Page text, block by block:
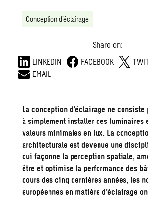
Conception d’éclairage
Share on:
LINKEDIN
FACEBOOK
EMAIL
La conception d’éclairage ne consiste
à simplement installer des luminaires
valeurs minimales en lux. La
architecturale est devenue une
qui façonne la perception spatiale,
être et optimise la performance des
cours des cinq dernières années, les
européennes en matière d’éclairage